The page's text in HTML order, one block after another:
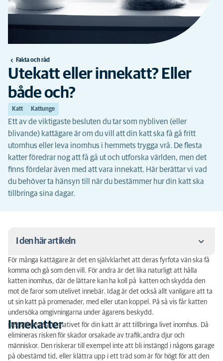
Fakta och råd
Utekatt eller innekatt? Eller
både och?
Katt Kattunge
Ett av de viktigaste besluten du tar som nybliven (eller
blivande) kattägare är om du vill att din katt ska få gå fritt
utomhus eller leva inomhus i hemmets trygga vrå. De flesta
katter föredrar nog att få gå ut och utforska världen, men det
finns fördelar även med att vara innekatt. Här berättar vi vad
du behöver ta hänsyn till när du bestämmer hur din katt ska
tillbringa sina dagar.
I den här artikeln
Innekatter
Utekatter
För många kattägare är det en självklarhet att deras fyrfota vän ska få
komma och gå som den vill. För andra är det lika naturligt att hålla
katten inomhus, där de lättare kan ha koll på katten och skydda den
mot de faror som utelivet innebär. Idag är det också allt vanligare att ta
ut sin katt på promenader, med eller utan koppel. På så vis får katten
undersöka omgivningarna under ägarens beskydd.
Innekatter
Det säkraste alternativet för din katt är att tillbringa livet inomhus. Då
elimineras risken för skador orsakade av trafik,andra djur och
människor. Den riskerar till exempel inte att bli instängd i någons garage
på obestämd tid, eller klättra upp i ett träd som är för högt för att den